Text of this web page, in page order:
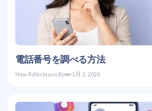
電話番号を調べる方法
How ToNicklaus Borer1月 2, 2026